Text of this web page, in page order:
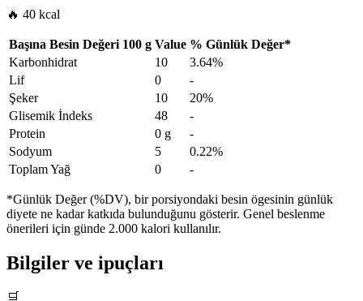
🔥 40 kcal
Başına Besin Değeri 100 g Value % Günlük Değer*
Karbonhidrat
10
3.64%
Lif
0
-
Şeker
10
20%
Glisemik İndeks
48
-
Protein
0 g
-
Sodyum
5
0.22%
Toplam Yağ
0 -
*Günlük Değer (%DV), bir porsiyondaki besin ögesinin günlük
diyete ne kadar katkıda bulunduğunu gösterir. Genel beslenme
önerileri için günde 2.000 kalori kullanılır.
Bilgiler ve ipuçları
🛒